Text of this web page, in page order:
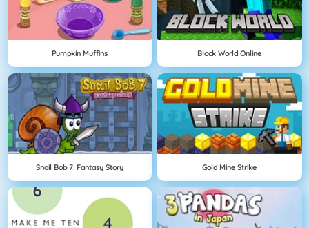
Pumpkin Muffins Block World Online
Snail Bob 7: Fantasy Story Gold Mine Strike